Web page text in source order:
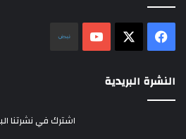
فيسبوك ‫YouTube
النشرة البريدية
اشترك في نشرتنا